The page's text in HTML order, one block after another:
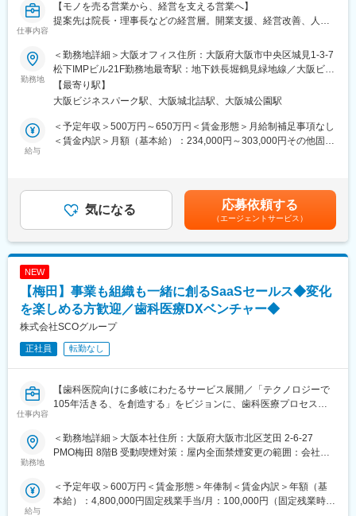
変更の範囲：営業、企画立案、社内外で折衝等の総合的判断が必
「こころとからだのトータルヘルスケアサービス」を提供し、働
く人たちの健康を支えるお手伝いをしています。1985年の創業以
年の健康経営やDXの流れもあって当業界も大きく変わろうとして
います。「好奇心を大切にしよう」「挑戦を楽しもう」「失敗を
恐れず学びのチャンスとしよう」この3つを行動規範とし、時代の
変化に適応した新たなサービスを開発・提供してまいります。
＜注目を集める『健康経営』に貢献＞
近年、注目をされているのが『健康経営』という概念に基づく経
考え方です。当社は、「企業は人なり」の言葉のとおり、働く人
が心身ともに健康であるための支援を行い、健康面から企業活動
のサポートを行ってまいります。
変更の範囲：会社の定める業務
仕事内容
【モノを売る営業から、経営を支える営業へ】
提案先は院長・理事長などの経営層。開業支援、経営改善、人材
います。案件によっては1年以上かけて伴走し、信頼関係を築きな
がらプロジェクトを推進します。
「より経営に近い場所で提案したい」「顧客の課題解決に深く関
わりたい」そんな法人営業経験者が活躍している環境です。
■業務内容
・医療機関への定期訪問・経営課題のヒアリング
・導入後の運用支援・フォローアップ
・院内アメニティサービスの提案
・生命保険・損害保険の提案
・移転・建替プロジェクト支援
※提案商材ありきではなく、「医療機関の経営課題の解決」を起点
■この仕事の魅力
・院長・理事長など経営層への提案
将来構想などに関わる提案を行います。
・提案から実行まで一気通貫で担当
・コンサルティング力・プロジェクト推進力が身につく
単一商材の販売ではなく、複数のサービスを組み合わせながら顧
勤務地
＜勤務地詳細＞大阪オフィス住所：大阪府大阪市中央区城見1-3-7
松下IMPビル21F勤務地最寄駅：地下鉄長堀鶴見緑地線／大阪ビジ
ネスパーク駅受動喫煙対策：屋内全面禁煙変更の範囲：会社の定
める事業所
【最寄り駅】
大阪ビジネスパーク駅、大阪城北詰駅、大阪城公園駅
給与
＜予定年収＞500万円～650万円＜賃金形態＞月給制補足事項なし
＜賃金内訳＞月額（基本給）：234,000円～303,000円その他固定
(約10～20時間分の時間外手当として支給)賞与年2回（7月・12
月）※2024年度実績4.4ヵ月昇給年1回（4月）賃金はあくまでも目
安の金額であり、選考を通じて上下する可能性があります。月給
(月額)は固定手当を含めた表記です。
気になる 応募依頼する
（エージェントサービス）
NEW
【梅田】事業も組織も一緒に創るSaaSセールス◆変化
を楽しめる方歓迎／歯科医療DXベンチャー◆
株式会社SCOグループ
正社員 転勤なし
仕事内容
【歯科医院向けに多岐にわたるサービス展開／「テクノロジーで
105年活きる、を創造する」をビジョンに、歯科医療プロセスの
■おすすめポイント：
★決められたやり方ではなく、自ら考え挑戦できる環境です！
★経験以上に、変化を楽しむ姿勢や事業への共感を重視していま
勤務地
＜勤務地詳細＞大阪本社住所：大阪府大阪市北区芝田 2-6-27
PMO梅田 8階B 受動喫煙対策：屋内全面禁煙変更の範囲：会社の
給与
＜予定年収＞600万円＜賃金形態＞年俸制＜賃金内訳＞年額（基
本給）：4,800,000円固定残業手当/月：100,000円（固定残業時間